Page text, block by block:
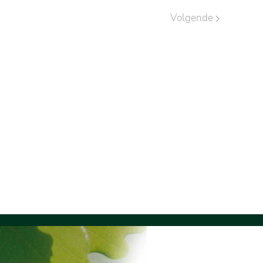
Volgende